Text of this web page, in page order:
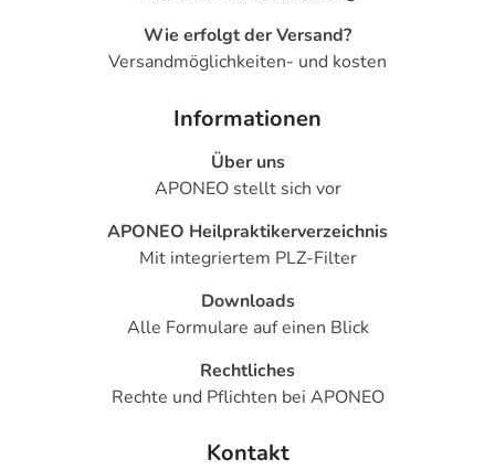
- Unterzuckerung (Hypoglykämie)
- Appetitlosigkeit
- Missempfindungen
- Störung des Geschmacks
- Vollständiger oder teilweiser Verlust der Erinnerung
bzw. Merkfähigkeit (Amnesie)
- Verschwommenes Sehen
- Entzündung der Bauchspeicheldrüse
Wie erfolgt der Versand?
Versandmöglichkeiten- und kosten
Informationen
Über uns
APONEO stellt sich vor
APONEO Heilpraktikerverzeichnis
Mit integriertem PLZ-Filter
Downloads
Alle Formulare auf einen Blick
Rechtliches
Rechte und Pflichten bei APONEO
Kontakt